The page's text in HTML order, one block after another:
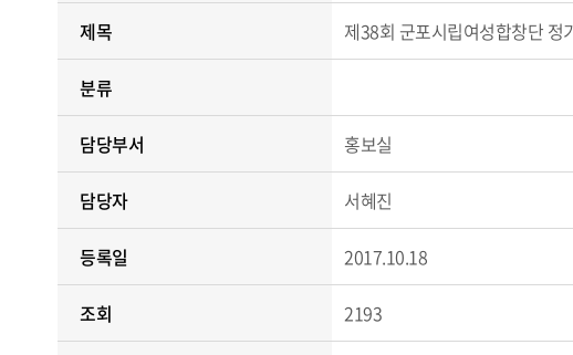
제목 제38회 군포시립여성합창단
분류
담당부서 홍보실
담당자 서혜진
등록일 2017.10.18
조회 2193